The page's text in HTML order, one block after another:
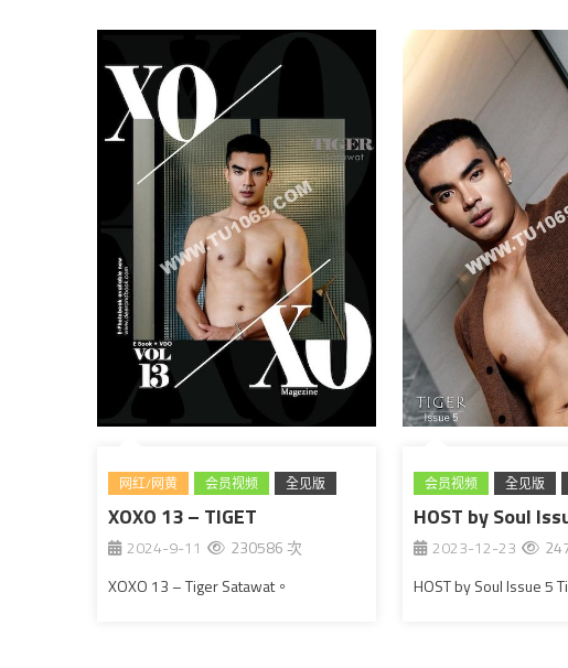
网红/网黄 会员视频
全见版
泰国
XOXO 13 – TIGET
2024-9-11
230586 次
XOXO 13 – Tiger Satawat。
会员视频 全见版
HOST by Soul
2023-12-23
HOST by Soul Issue 5